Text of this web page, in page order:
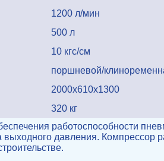
1200 л/мин
500 л
10 кгс/см
поршневой/
2000x610x1300
320 кг
работоспособности
давления. Компрессор